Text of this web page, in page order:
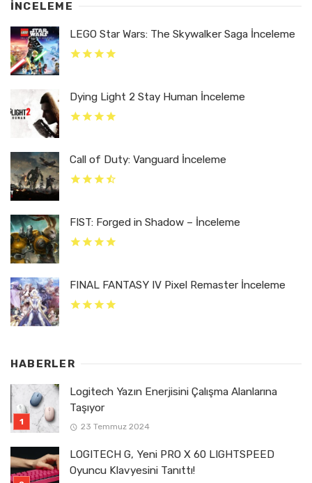
İNCELEME
LEGO Star Wars: The Skywalker Saga İnceleme
Dying Light 2 Stay Human İnceleme
Call of Duty: Vanguard İnceleme
FIST: Forged in Shadow – İnceleme
FINAL FANTASY IV Pixel Remaster İnceleme
HABERLER
Logitech Yazın Enerjisini Çalışma Alanlarına
Taşıyor
23 Temmuz 2024
LOGITECH G, Yeni PRO X 60 LIGHTSPEED
Oyuncu Klavyesini Tanıttı!